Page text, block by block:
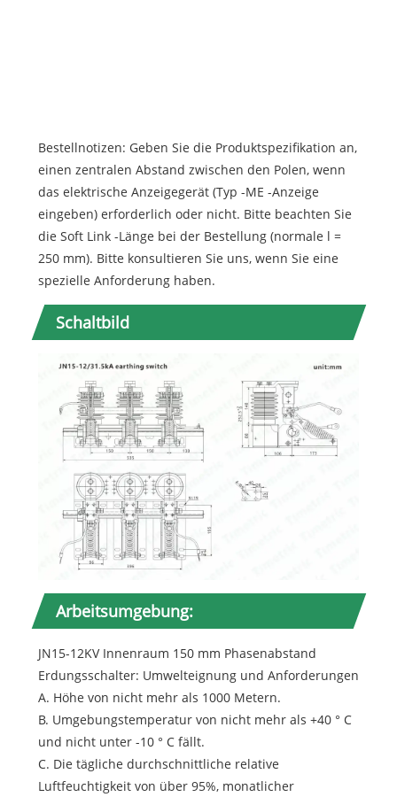
Bestellnotizen: Geben Sie die Produktspezifikation an,
einen zentralen Abstand zwischen den Polen, wenn
das elektrische Anzeigegerät (Typ -ME -Anzeige
eingeben) erforderlich oder nicht. Bitte beachten Sie
die Soft Link -Länge bei der Bestellung (normale l =
250 mm). Bitte konsultieren Sie uns, wenn Sie eine
spezielle Anforderung haben.
Schaltbild
Arbeitsumgebung:
JN15-12KV Innenraum 150 mm Phasenabstand
Erdungsschalter: Umwelteignung und Anforderungen
A. Höhe von nicht mehr als 1000 Metern.
B. Umgebungstemperatur von nicht mehr als +40 ° C
und nicht unter -10 ° C fällt.
C. Die tägliche durchschnittliche relative
Luftfeuchtigkeit von über 95%, monatlicher